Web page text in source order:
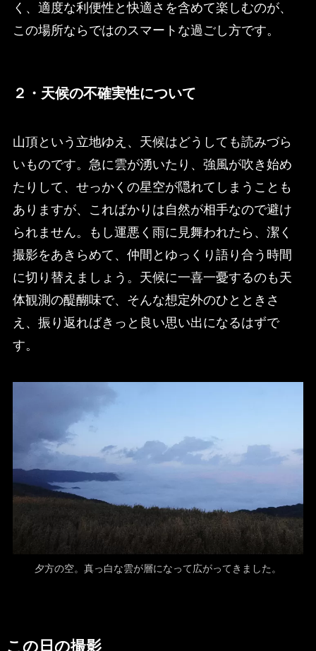
く、適度な利便性と快適さを含めて楽しむのが、
この場所ならではのスマートな過ごし方です。
２・天候の不確実性について
山頂という立地ゆえ、天候はどうしても読みづら
いものです。急に雲が湧いたり、強風が吹き始め
たりして、せっかくの星空が隠れてしまうことも
ありますが、こればかりは自然が相手なので避け
られません。もし運悪く雨に見舞われたら、潔く
撮影をあきらめて、仲間とゆっくり語り合う時間
に切り替えましょう。天候に一喜一憂するのも天
体観測の醍醐味で、そんな想定外のひとときさ
え、振り返ればきっと良い思い出になるはずで
す。
夕方の空。真っ白な雲が層になって広がってきました。
この日の撮影